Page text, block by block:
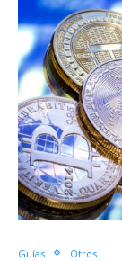
Guías Otros